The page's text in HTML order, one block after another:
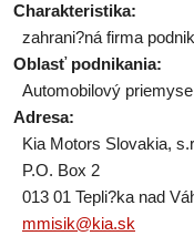
Charakteristika:
zahrani?ná firma
Oblasť podnikania:
Automobilový
Adresa:
Kia Motors Slovakia,
P.O. Box 2
013 01 Tepli?ka nad
mmisik@kia.sk